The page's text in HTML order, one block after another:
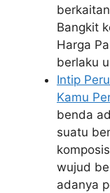
Bangkit
Harga
berlaku
Intip
Kamu
benda
suatu
wujud
adanya